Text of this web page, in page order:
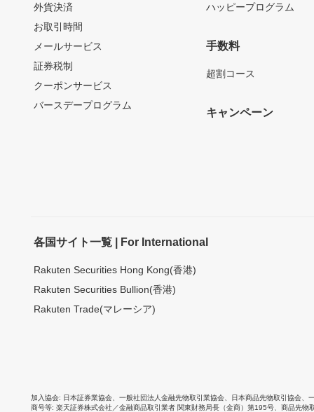
外貨決済
お取引時間
メールサービス
証券税制
クーポンサービス
バースデープログラム
ハッピープログラム
手数料
超割コース
キャンペーン
各国サイト一覧 | For International
Rakuten Securities Hong Kong(香港)
Rakuten Securities Bullion(香港)
Rakuten Trade(マレーシア)
加入協会 日本証券業協会 一般社団法人金融先物取引業協会 日本商品先物取引協会
商号等 楽天証券株式会社／金融商品取引業者 関東財務局長（金商）第195号、商品先物